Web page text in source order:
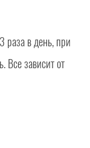
раза в день, при
Все зависит от